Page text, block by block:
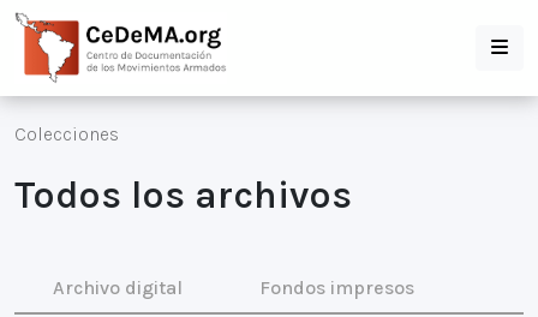
Colecciones
Todos los archivos
Archivo digital Fondos impresos